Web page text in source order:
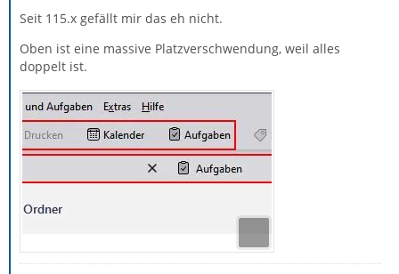
Seit 115.x gefällt mir das eh nicht.
Oben ist eine massive Platzverschwendung, weil alles
doppelt ist.